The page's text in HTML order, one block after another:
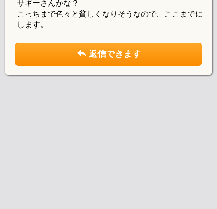
サギーさんかな？
こっちまで色々と貧しくなりそうなので、ここまでに
します。
返信できます